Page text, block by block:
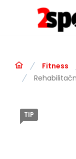
Fitness
TIP